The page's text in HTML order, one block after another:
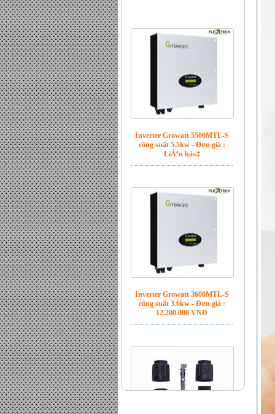
Inverter Growatt 5500MTL-S
công suất 5.5kw - Đơn giá :
Inverter Growatt 3600MTL-S
công suất 3.6kw - Đơn giá :
- Đơn giá : LiÃªn há»‡